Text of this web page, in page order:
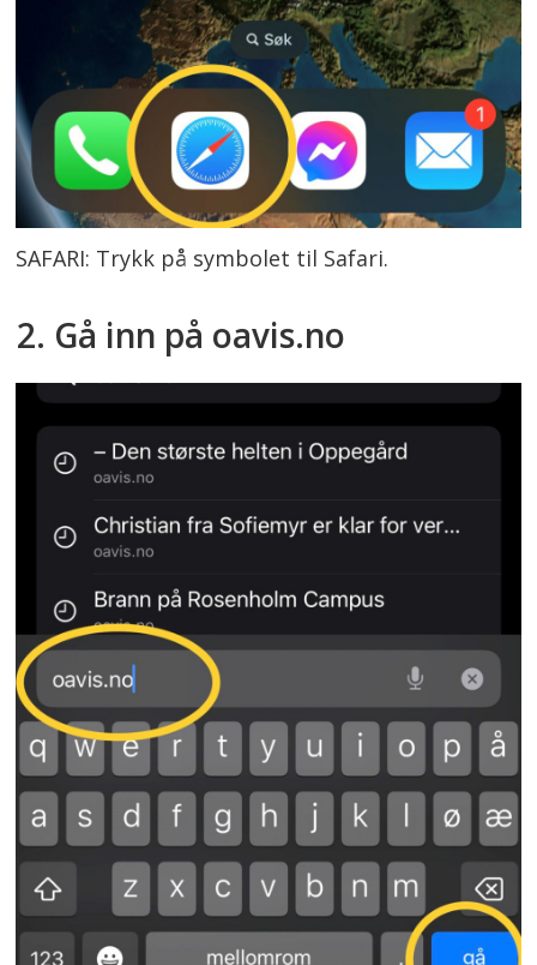
SAFARI: Trykk på symbolet til Safari.
2. Gå inn på oavis.no